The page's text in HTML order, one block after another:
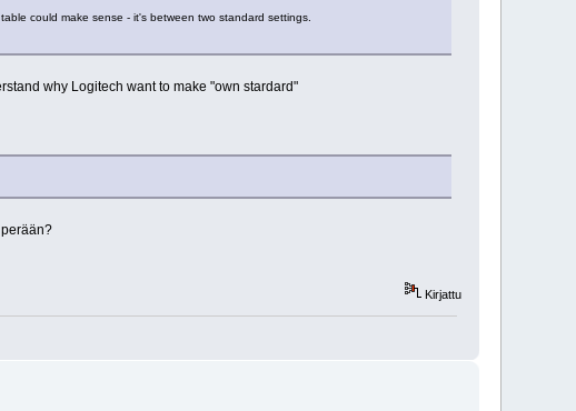
could make sense - it's between two standard settings.
why Logitech want to make "own stardard"
Kirjattu